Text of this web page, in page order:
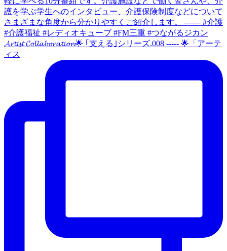
𝓐𝓻𝓽𝓲𝓼𝓽 𝓒𝓸𝓵𝓵𝓪𝓫𝓸𝓻𝓪𝓽𝓲𝓸𝓷🌟 ｢支える｣シリーズ.008 ----- 🌟「アーテ
ィス